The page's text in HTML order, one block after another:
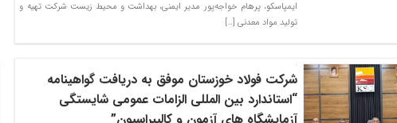
ایمپاسکو، پرهام خواجه‌پور مدیر ایمنی، بهداشت و محیط زیست شرکت تهیه و
تولید مواد معدنی […]
شرکت فولاد خوزستان موفق به دریافت گواهینامه
“استاندارد بین المللی الزامات عمومی شایستگی